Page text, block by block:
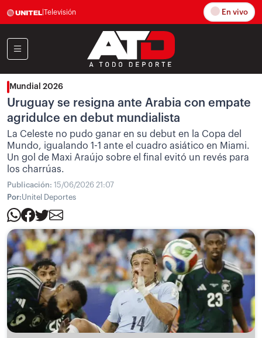
Televisión En vivo
Mundial 2026
Uruguay se resigna ante Arabia con empate
agridulce en debut mundialista
La Celeste no pudo ganar en su debut en la Copa del
Mundo, igualando 1-1 ante el cuadro asiático en Miami.
Un gol de Maxi Araújo sobre el final evitó un revés para
los charrúas.
Publicación: 15/06/2026 21:07
Por:Unitel Deportes